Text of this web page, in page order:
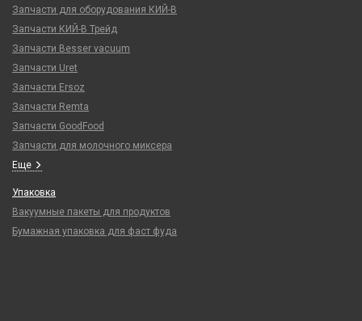
Запчасти для оборудования КИЙ-В
Запчасти КИЙ-В Трейд
Запчасти Besser vacuum
Запчасти Uret
Запчасти Ersoz
Запчасти Remta
Запчасти GoodFood
Запчасти для молочного миксера
Еще
Упаковка
Вакуумные пакеты для продуктов
Бумажная упаковка для фаст фуда